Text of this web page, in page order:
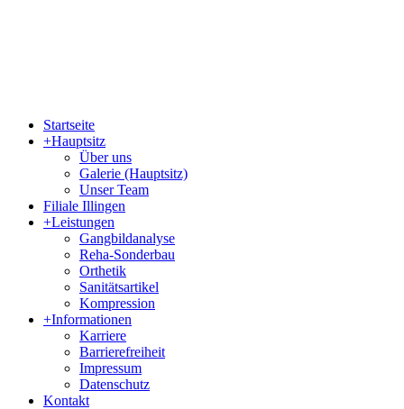
Startseite
+Hauptsitz
Über uns
Galerie (Hauptsitz)
Unser Team
Filiale Illingen
+Leistungen
Gangbildanalyse
Reha-Sonderbau
Orthetik
Sanitätsartikel
Kompression
+Informationen
Karriere
Barrierefreiheit
Impressum
Datenschutz
Kontakt